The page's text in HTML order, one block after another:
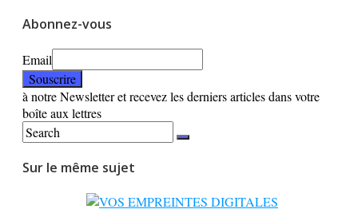
Abonnez-vous
Email
à notre Newsletter et recevez les derniers articles dans votre
boîte aux lettres
Sur le même sujet